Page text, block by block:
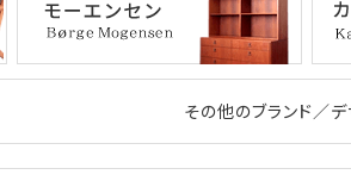
その他のブランド／